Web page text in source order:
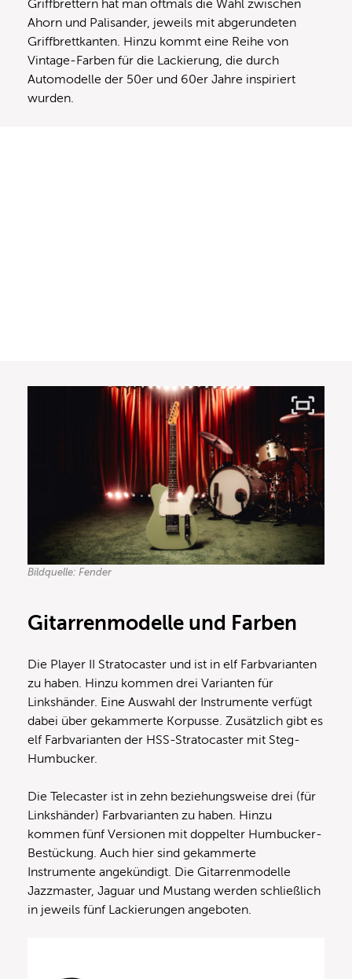
Griffbrettern hat man oftmals die Wahl zwischen
Ahorn und Palisander, jeweils mit abgerundeten
Griffbrettkanten. Hinzu kommt eine Reihe von
Vintage-Farben für die Lackierung, die durch
Automodelle der 50er und 60er Jahre inspiriert
wurden.
Bildquelle: Fender
Gitarrenmodelle und Farben
Die Player II Stratocaster und ist in elf Farbvarianten
zu haben. Hinzu kommen drei Varianten für
Linkshänder. Eine Auswahl der Instrumente verfügt
dabei über gekammerte Korpusse. Zusätzlich gibt es
elf Farbvarianten der HSS-Stratocaster mit Steg-
Humbucker.
Die Telecaster ist in zehn beziehungsweise drei (für
Linkshänder) Farbvarianten zu haben. Hinzu
kommen fünf Versionen mit doppelter Humbucker-
Bestückung. Auch hier sind gekammerte
Instrumente angekündigt. Die Gitarrenmodelle
Jazzmaster, Jaguar und Mustang werden schließlich
in jeweils fünf Lackierungen angeboten.